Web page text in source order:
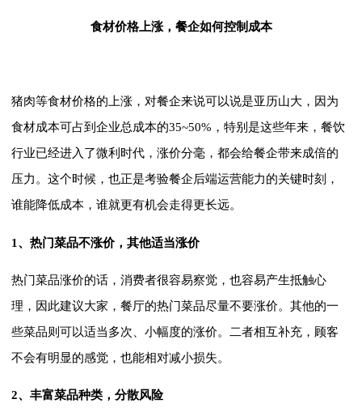
食材价格上涨，餐企如何控制成本
猪肉等食材价格的上涨，对餐企来说可以说是亚历山大，因为
食材成本可占到企业总成本的35~50%，特别是这些年来，餐饮
行业已经进入了微利时代，涨价分毫，都会给餐企带来成倍的
压力。这个时候，也正是考验餐企后端运营能力的关键时刻，
谁能降低成本，谁就更有机会走得更长远。
1、热门菜品不涨价，其他适当涨价
热门菜品涨价的话，消费者很容易察觉，也容易产生抵触心
理，因此建议大家，餐厅的热门菜品尽量不要涨价。其他的一
些菜品则可以适当多次、小幅度的涨价。二者相互补充，顾客
不会有明显的感觉，也能相对减小损失。
2、丰富菜品种类，分散风险